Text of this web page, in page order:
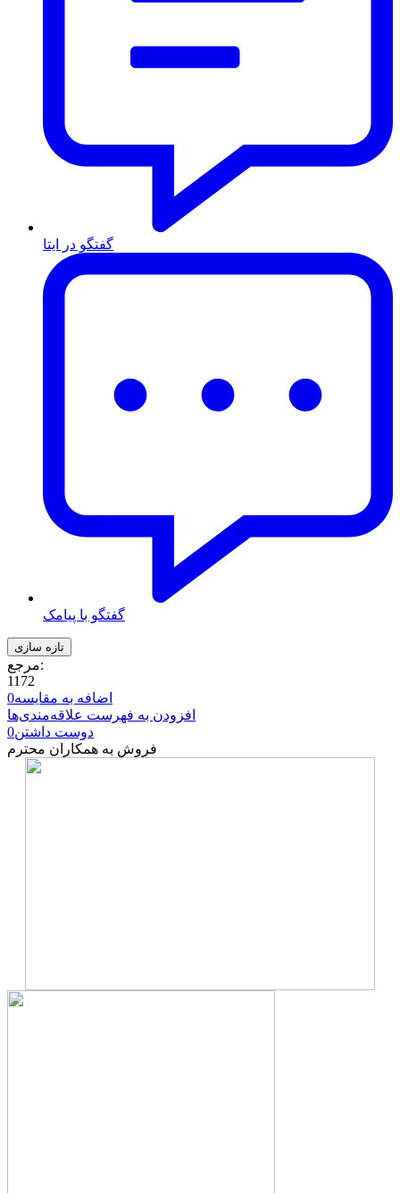
گفتگو در ایتا
گفتگو با پیامک
مرجع:
1172
اضافه به مقایسه0
افزودن به فهرست علاقه‌مندی‌ها
دوست داشتن0
فروش به همکاران محترم